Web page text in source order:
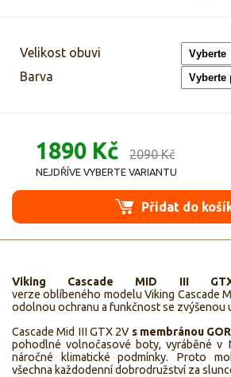
Velikost obuvi
Barva
1890 Kč 2090 Kč
NEJDŘÍVE VYBERTE VARIANTU
Přidat do
Viking Cascade MID III
verze oblíbeného modelu Viking Cascade
odolnou ochranu a funkčnost se zvýšenou
Cascade Mid III GTX 2V s membránou
pohodlné volnočasové boty, vyráběné v
náročné klimatické podmínky. Proto
všechna každodenní dobrodružství za